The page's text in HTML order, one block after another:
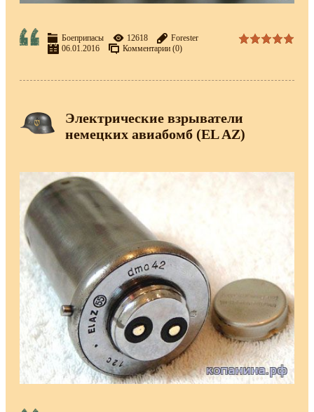
Боеприпасы 12618
Forester
06.01.2016
Комментарии (0)
Электрические взрыватели
немецких авиабомб (EL AZ)